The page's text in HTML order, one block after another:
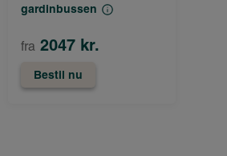
gardinbussen
fra 2047 kr.
Bestil nu